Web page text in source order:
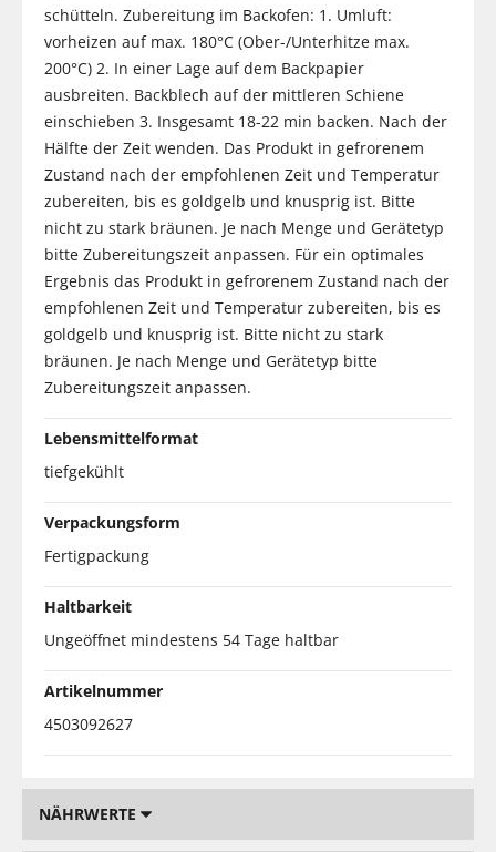
schütteln. Zubereitung im Backofen: 1. Umluft:
vorheizen auf max. 180°C (Ober-/Unterhitze max.
200°C) 2. In einer Lage auf dem Backpapier
ausbreiten. Backblech auf der mittleren Schiene
einschieben 3. Insgesamt 18-22 min backen. Nach der
Hälfte der Zeit wenden. Das Produkt in gefrorenem
Zustand nach der empfohlenen Zeit und Temperatur
zubereiten, bis es goldgelb und knusprig ist. Bitte
nicht zu stark bräunen. Je nach Menge und Gerätetyp
bitte Zubereitungszeit anpassen. Für ein optimales
Ergebnis das Produkt in gefrorenem Zustand nach der
empfohlenen Zeit und Temperatur zubereiten, bis es
goldgelb und knusprig ist. Bitte nicht zu stark
bräunen. Je nach Menge und Gerätetyp bitte
Zubereitungszeit anpassen.
Lebensmittelformat
tiefgekühlt
Verpackungsform
Fertigpackung
Haltbarkeit
Ungeöffnet mindestens 54 Tage haltbar
Artikelnummer
4503092627
NÄHRWERTE